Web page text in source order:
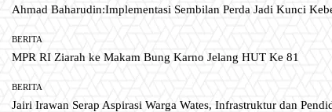
Ahmad Baharudin:Implementasi Sembilan Perda Jadi Kunci
BERITA
MPR RI Ziarah ke Makam Bung Karno Jelang HUT Ke 81
BERITA
Jairi Irawan Serap Aspirasi Warga Wates, Infrastruktur dan